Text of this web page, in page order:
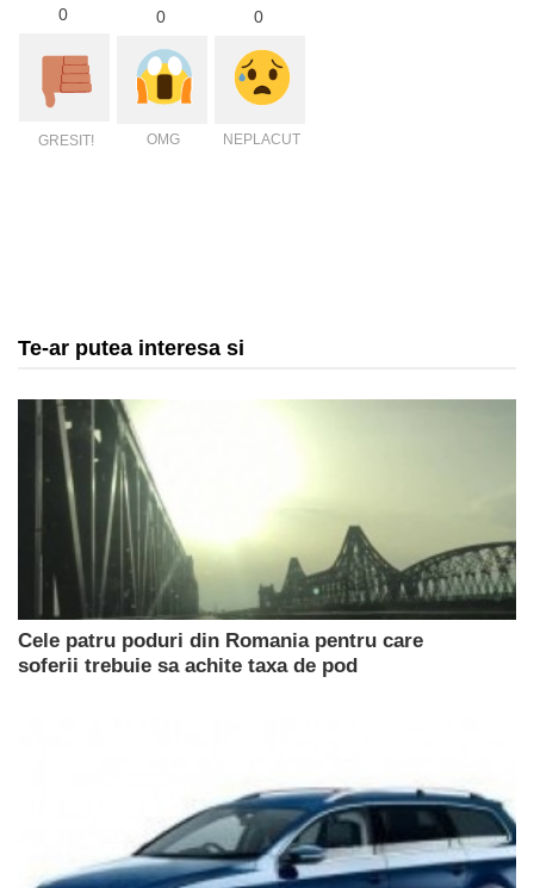
0
GRESIT!
0
OMG
0
NEPLACUT
Te-ar putea interesa si
Cele patru poduri din Romania pentru care
soferii trebuie sa achite taxa de pod